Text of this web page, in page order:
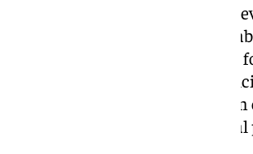
Inspirándose en el entorno de
internacional de más de 400
cúpula compuesta por
plaza, un jardín y al mismo
apoyan sobre columnas, que
sombreado al aire libre abierto